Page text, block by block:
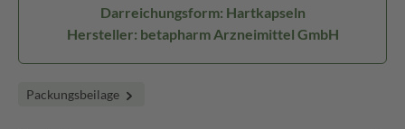
Darreichungsform: Hartkapseln
Hersteller: betapharm Arzneimittel GmbH
Packungsbeilage